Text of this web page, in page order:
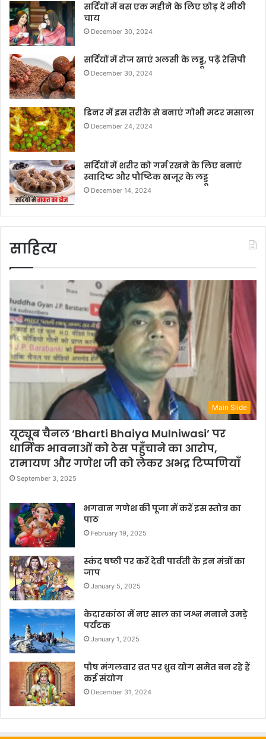
सर्दियों में बस एक महीने के लिए छोड़ दें मीठी
चाय
December 30, 2024
सर्दियों में रोज खाएं अलसी के लड्डू, पढ़ें रेसिपी
December 30, 2024
डिनर में इस तरीके से बनाएं गोभी मटर मसाला
December 24, 2024
सर्दियों में शरीर को गर्म रखने के लिए बनाएं
स्वादिष्ट और पौष्टिक खजूर के लड्डू
December 14, 2024
साहित्य
Main Slide
यूट्यूब चैनल ‘Bharti Bhaiya Mulniwasi’ पर
धार्मिक भावनाओं को ठेस पहुँचाने का आरोप,
रामायण और गणेश जी को लेकर अभद्र टिप्पणियाँ
September 3, 2025
भगवान गणेश की पूजा में करें इस स्तोत्र का
पाठ
February 19, 2025
स्कंद षष्ठी पर करें देवी पार्वती के इन मंत्रों का
जाप
January 5, 2025
केदारकांठा में नए साल का जश्न मनाने उमड़े
पर्यटक
January 1, 2025
पौष मंगलवार व्रत पर ध्रुव योग समेत बन रहे हैं
कई संयोग
December 31, 2024